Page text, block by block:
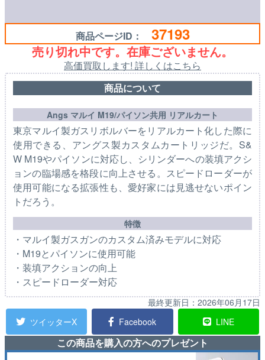
商品ページID： 37193
売り切れ中です。在庫ございません。
高価買取します! 詳しくはこちら
商品について
Angs マルイ M19/パイソン共用 リアルカート
東京マルイ製ガスリボルバーをリアルカート化した際に
使用できる、アングス製カスタムカートリッジだ。S&
W M19やパイソンに対応し、シリンダーへの装填アクシ
ョンの臨場感を格段に向上させる。スピードローダーが
使用可能になる拡張性も、愛好家には見逃せないポイン
トだろう。
特徴
・マルイ製ガスガンのカスタム済みモデルに対応
・M19とパイソンに使用可能
・装填アクションの向上
・スピードローダー対応
最終更新日： 2026年06月17日
ツイッターX
Facebook LINE
この商品を購入の方へのプレゼント